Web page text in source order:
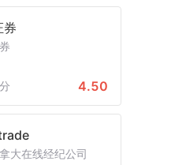
券
4.50
大在线经纪公司